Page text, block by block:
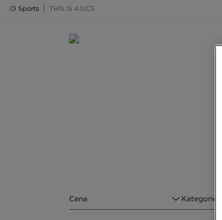
JD Sports THIS IS ASICS
Line-up na tento sezonu? Samí
noci a každou spontánní akci. This is
Cena Kategorie